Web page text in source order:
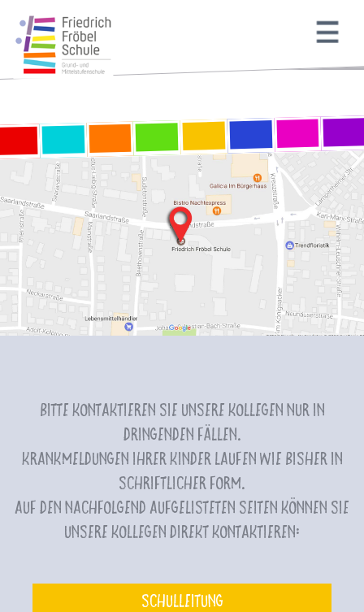
Bitte kontaktieren Sie unsere Kollegen nur in
dringenden Fällen.
Krankmeldungen Ihrer Kinder laufen wie bisher in
schriftlicher Form.
Auf den nachfolgend aufgelisteten Seiten können Sie
unsere Kollegen direkt kontaktieren:
Schulleitung